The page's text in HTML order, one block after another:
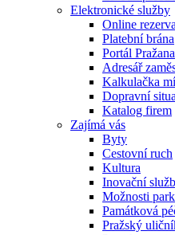
Elektronické služby
Online
Platební brána
Portál Pražana
Adresář
Kalkulačka
Dopravní
Katalog firem
Zajímá vás
Byty
Cestovní ruch
Kultura
Inovační
Možnosti
Památková
Pražský